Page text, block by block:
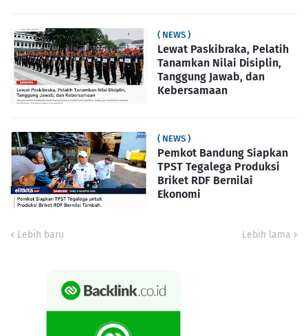
( NEWS )
Lewat Paskibraka, Pelatih
Tanamkan Nilai Disiplin,
Tanggung Jawab, dan
Kebersamaan
( NEWS )
Pemkot Bandung Siapkan
TPST Tegalega Produksi
Briket RDF Bernilai
Ekonomi
Lebih baru Lebih lama